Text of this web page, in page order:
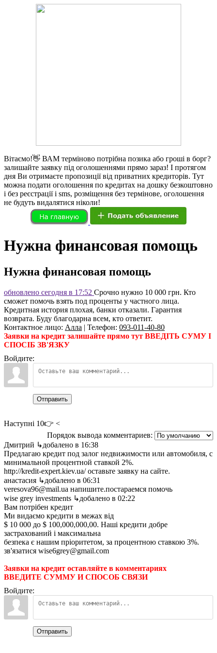
Вітаємо!👋 ВАМ терміново потрібна позика або гроші в борг?
залишайте заявку під оголошеннями прямо зараз! І протягом
дня Ви отримаєте пропозиції від приватних кредиторів. Тут
можна подати оголошення по кредитах на дошку безкоштовно
і без реєстрації і sms, розміщення без термінове, оголошення
не будуть видалятися ніколи!
Нужна финансовая помощь
Нужна финансовая помощь
обновлено сегодня в 17:52 Срочно нужно 10 000 грн. Кто
сможет помочь взять под проценты у частного лица.
Кредитная история плохая, банки отказали. Гарантия
возврата. Буду благодарна всем, кто ответит.
Контактное лицо: Алла | Телефон: 093-011-40-80
Заявки на кредит залишайте прямо тут ВВЕДІТЬ СУМУ І
СПОСІБ ЗВ'ЯЗКУ
Войдите:
Отправить
Наступні 10👉 <
Порядок вывода комментариев:
Дмитрий ↳добалено в 16:38
Предлагаю кредит под залог недвижимости или автомобиля, с
минимальной процентной ставкой 2%.
http://kredit-expert.kiev.ua/ оставьте заявку на сайте.
анастасия ↳добалено в 06:31
veresova96@mail.ua напишите.постараемся помочь
wise grey investments ↳добалено в 02:22
Вам потрібен кредит
Ми видаємо кредити в межах від
$ 10 000 до $ 100,000,000,00. Наші кредити добре
застрахований і максимальна
безпека є нашим пріоритетом, за процентною ставкою 3%.
зв'язатися wise6grey@gmail.com
Заявки на кредит оставляйте в комментариях
ВВЕДИТЕ СУММУ И СПОСОБ СВЯЗИ
Войдите:
Отправить